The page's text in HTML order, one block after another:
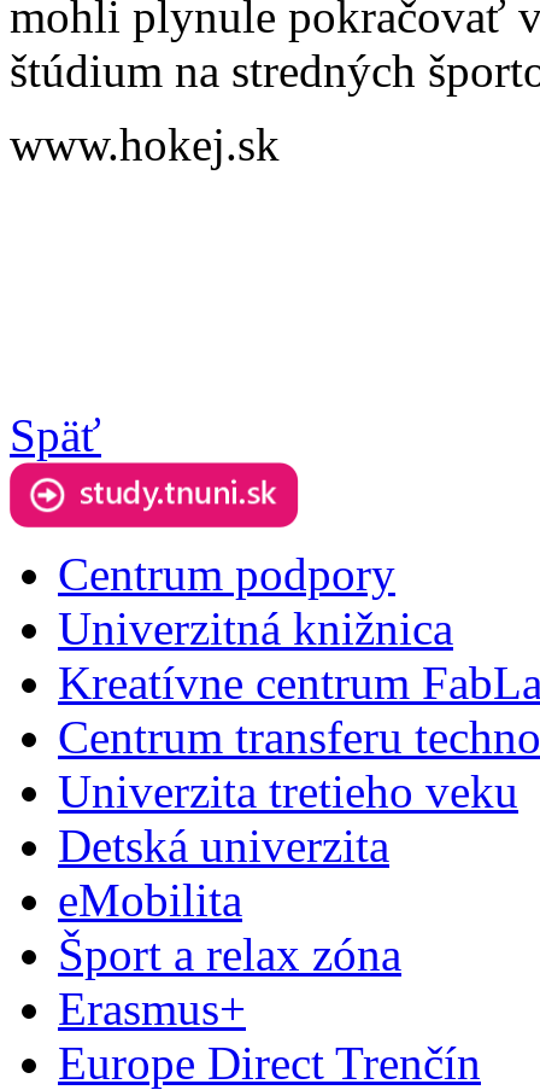
mohli plynule pokračovať
štúdium na stredných
www.hokej.sk
Späť
Centrum podpory
Univerzitná knižnica
Kreatívne centrum
Centrum transferu
Univerzita tretieho veku
Detská univerzita
eMobilita
Šport a relax zóna
Erasmus+
Europe Direct Trenčín